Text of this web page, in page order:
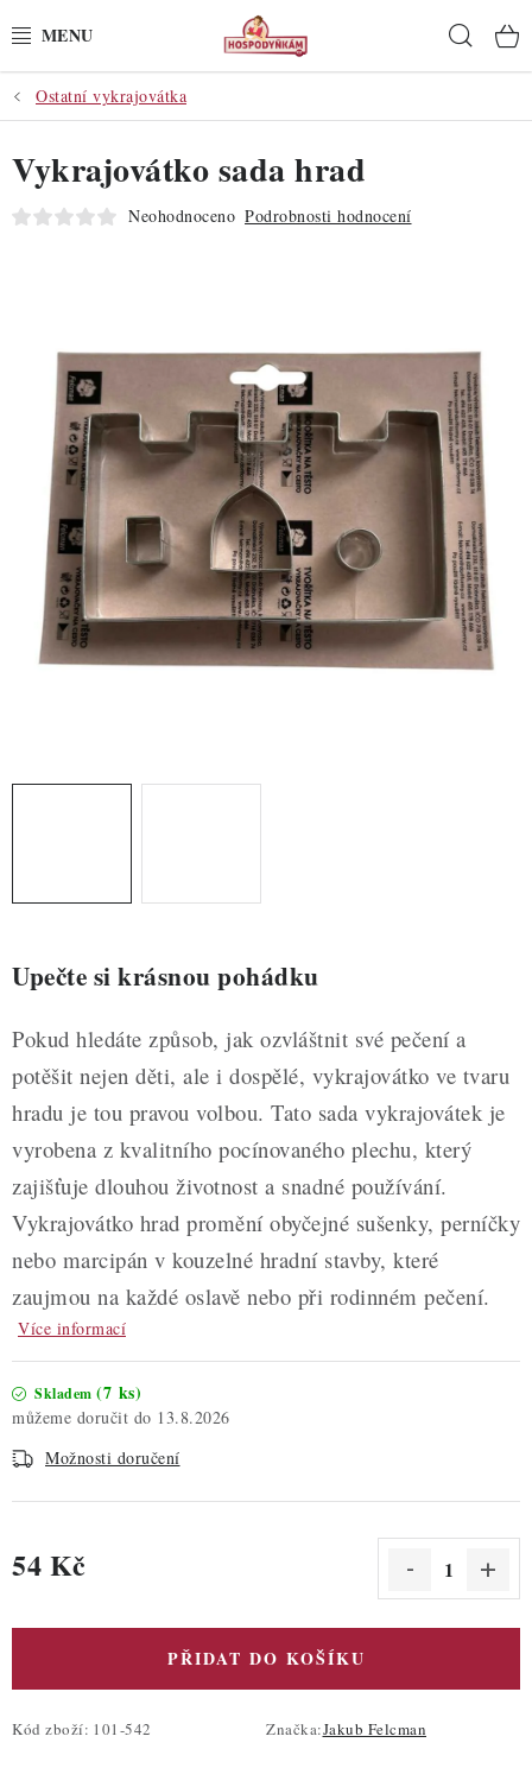
na
POTŘEBY
POMŮCKY
SUROVINY
PRO OSLAVY
DO KUCHYNĚ
POCHUTINY
ZDRAVÉ PEČENÍ
DÁRKOVÉ POUKAZY
TÉMATICKÉ PRODUKTY
NOVÉ ZBOŽÍ
Nepřevzetí zásilky na dobírku
Podmínky ochrany osobních údajů
Ostatní vykrajovátka
Upečte si krásnou pohádku
Pokud hledáte způsob, jak ozvláštnit své pečení a
potěšit nejen děti, ale i dospělé, vykrajovátko ve tvaru
hradu je tou pravou volbou. Tato sada vykrajovátek je
vyrobena z kvalitního pocínovaného plechu, který
zajišťuje dlouhou životnost a snadné používání.
Vykrajovátko hrad promění obyčejné sušenky, perníčky
nebo marcipán v kouzelné hradní stavby, které
zaujmou na každé oslavě nebo při rodinném pečení.
Více informací
Skladem (7 ks)
13.8.2026
Možnosti doručení
54 Kč
PŘIDAT DO KOŠÍKU
Kód zboží: 101-542 Značka:Jakub Felcman
Vykrajovátko sada hrad
Neohodnoceno Podrobnosti hodnocení